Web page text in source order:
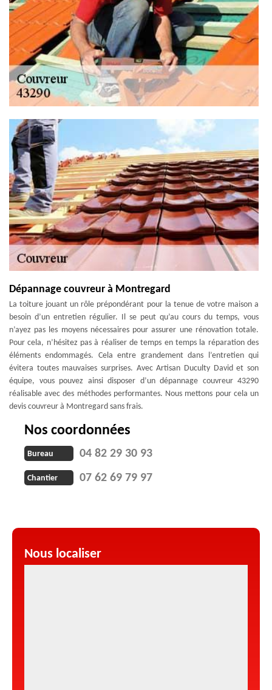
Dépannage couvreur à Montregard
La toiture jouant un rôle prépondérant pour la tenue de votre maison a
besoin d’un entretien régulier. Il se peut qu’au cours du temps, vous
n’ayez pas les moyens nécessaires pour assurer une rénovation totale.
Pour cela, n’hésitez pas à réaliser de temps en temps la réparation des
éléments endommagés. Cela entre grandement dans l’entretien qui
évitera toutes mauvaises surprises. Avec Artisan Duculty David et son
équipe, vous pouvez ainsi disposer d’un dépannage couvreur 43290
réalisable avec des méthodes performantes. Nous mettons pour cela un
devis couvreur à Montregard sans frais.
Nos coordonnées
Bureau 04 82 29 30 93
Chantier 07 62 69 79 97
Nous localiser